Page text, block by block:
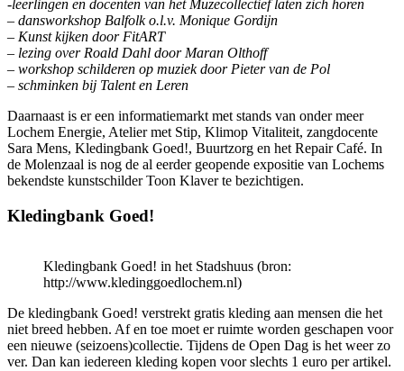
-leerlingen en docenten van het Muzecollectief laten zich horen
– dansworkshop Balfolk o.l.v. Monique Gordijn
– Kunst kijken door FitART
– lezing over Roald Dahl door Maran Olthoff
– workshop schilderen op muziek door Pieter van de Pol
– schminken bij Talent en Leren
Daarnaast is er een informatiemarkt met stands van onder meer
Lochem Energie, Atelier met Stip, Klimop Vitaliteit, zangdocente
Sara Mens, Kledingbank Goed!, Buurtzorg en het Repair Café. In
de Molenzaal is nog de al eerder geopende expositie van Lochems
bekendste kunstschilder Toon Klaver te bezichtigen.
Kledingbank Goed!
Kledingbank Goed! in het Stadshuus (bron:
http://www.kledinggoedlochem.nl)
De kledingbank Goed! verstrekt gratis kleding aan mensen die het
niet breed hebben. Af en toe moet er ruimte worden geschapen voor
een nieuwe (seizoens)collectie. Tijdens de Open Dag is het weer zo
ver. Dan kan iedereen kleding kopen voor slechts 1 euro per artikel.